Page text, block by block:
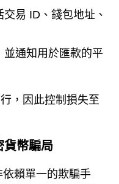
易 ID、錢包地址、
通知用於匯款的平
，因此控制損失至
貨幣騙局
賴單一的欺騙手